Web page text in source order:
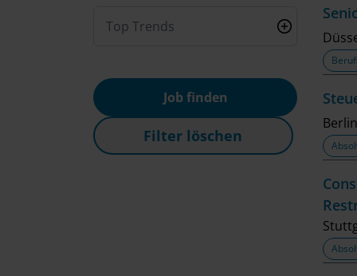
Top Trends
Job finden
Filter löschen